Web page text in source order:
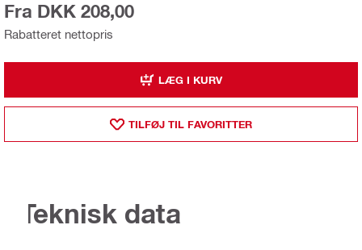
Rabatteret nettopris
Fra DKK 208,00
LÆG I KURV
TILFØJ TIL FAVORITTER
Teknisk data